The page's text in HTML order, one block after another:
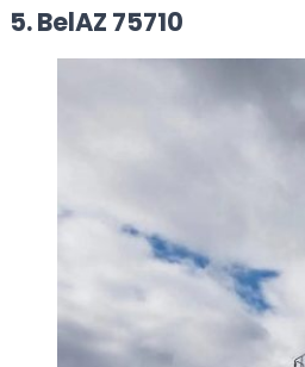
5. BelAZ 75710